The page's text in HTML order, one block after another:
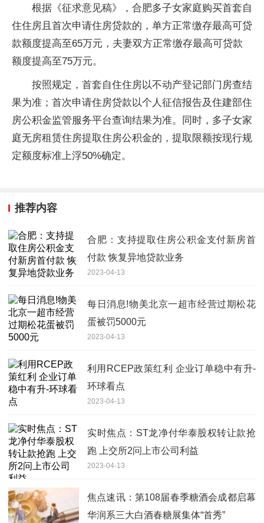
根据《征求意见稿》，合肥多子女家庭购买首套自
住住房且首次申请住房贷款的，单方正常缴存最高可贷
款额度提高至65万元，夫妻双方正常缴存最高可贷款
额度提高至75万元。
按照规定，首套自住住房以不动产登记部门房查结
果为准；首次申请住房贷款以个人征信报告及住建部住
房公积金监管服务平台查询结果为准。同时，多子女家
庭无房租赁住房提取住房公积金的，提取限额按现行规
定额度标准上浮50%确定。
推荐内容
合肥：支持提取住房公积金支付新房首
付款 恢复异地贷款业务
2023-04-13
每日消息!物美北京一超市经营过期松花
蛋被罚5000元
2023-04-13
利用RCEP政策红利 企业订单稳中有升-
环球看点
2023-04-13
实时焦点：ST龙净付华泰股权转让款抢
跑 上交所2问上市公司利益
2023-04-13
焦点速讯：第108届春季糖酒会成都启幕
华润系三大白酒春糖展集体“首秀”